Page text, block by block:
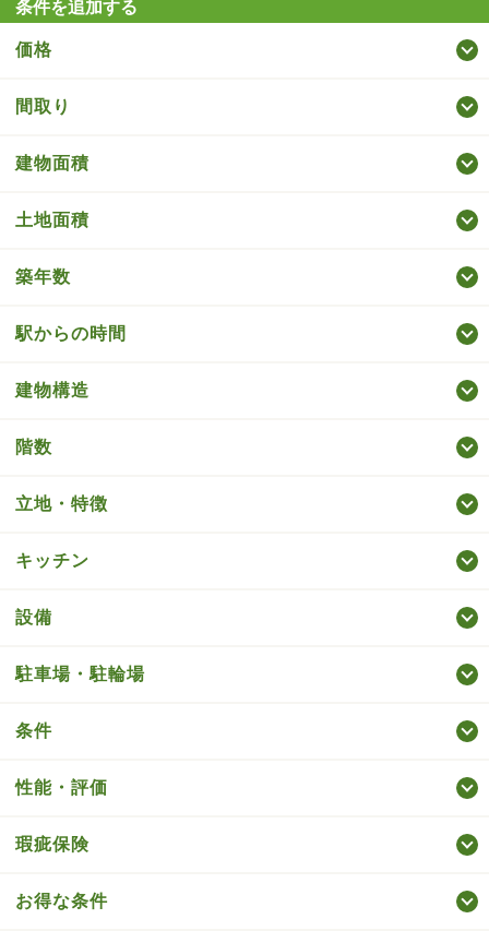
条件を追加する
価格
間取り
建物面積
土地面積
築年数
駅からの時間
建物構造
階数
立地・特徴
キッチン
設備
駐車場・駐輪場
条件
性能・評価
瑕疵保険
お得な条件